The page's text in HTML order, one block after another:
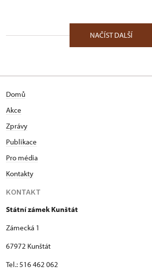
NAČÍST DALŠÍ
Domů
Akce
Zprávy
Publikace
Pro média
Kontakty
KONTAKT
Státní zámek Kunštát
Zámecká 1
67972 Kunštát
Tel.: 516 462 062